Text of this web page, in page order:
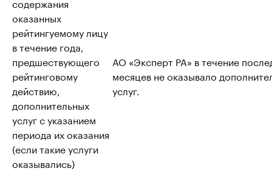
оказанных
рейтингуемому лицу
в течение года,
предшествующего
рейтинговому
действию,
дополнительных
услуг с указанием
периода их оказания
(если такие услуги
оказывались)
АО «Эксперт РА» в течение
месяцев не оказывало
услуг.